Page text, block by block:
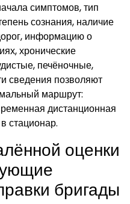
симптомов, тип
сознания, наличие
информацию о
хронические
печёночные,
сведения позволяют
маршрут:
дистанционная
стационар.
оценки
бригады